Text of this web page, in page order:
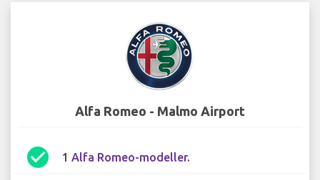
Alfa Romeo - Malmo Airport
check_circle 1 Alfa Romeo-modeller.